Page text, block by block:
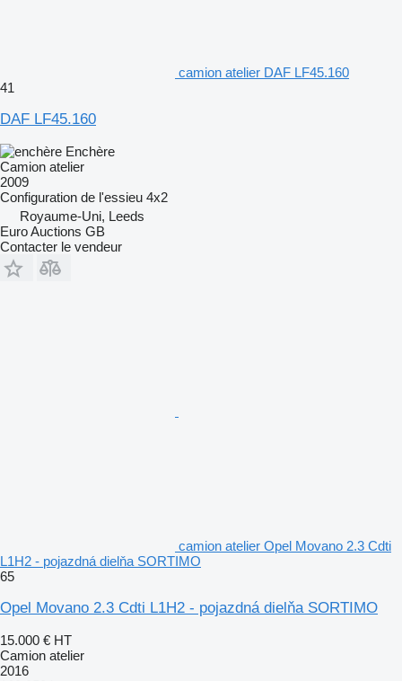
camion atelier DAF LF45.160
41
DAF LF45.160
Enchère
Camion atelier
2009
Configuration de l'essieu 4x2
Royaume-Uni, Leeds
Euro Auctions GB
Contacter le vendeur
camion atelier Opel Movano 2.3 Cdti
L1H2 - pojazdná dielňa SORTIMO
65
Opel Movano 2.3 Cdti L1H2 - pojazdná dielňa SORTIMO
15.000 € HT
Camion atelier
2016